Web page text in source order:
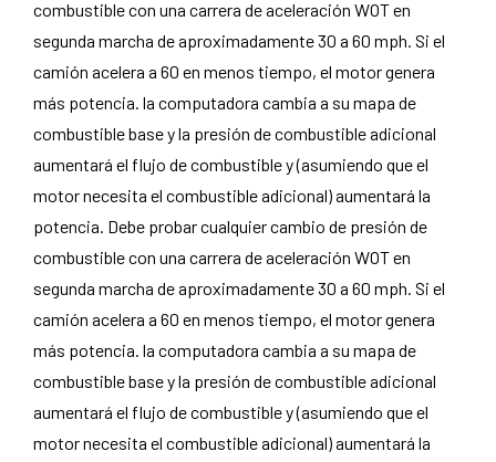
combustible con una carrera de aceleración WOT en
segunda marcha de aproximadamente 30 a 60 mph. Si el
camión acelera a 60 en menos tiempo, el motor genera
más potencia. la computadora cambia a su mapa de
combustible base y la presión de combustible adicional
aumentará el flujo de combustible y (asumiendo que el
motor necesita el combustible adicional) aumentará la
potencia. Debe probar cualquier cambio de presión de
combustible con una carrera de aceleración WOT en
segunda marcha de aproximadamente 30 a 60 mph. Si el
camión acelera a 60 en menos tiempo, el motor genera
más potencia. la computadora cambia a su mapa de
combustible base y la presión de combustible adicional
aumentará el flujo de combustible y (asumiendo que el
motor necesita el combustible adicional) aumentará la